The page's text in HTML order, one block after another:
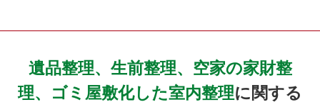
遺品整理、生前整理、空家の家財整
理、ゴミ屋敷化した室内整理に関する